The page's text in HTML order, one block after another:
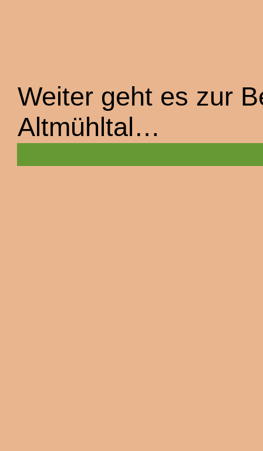
Weiter geht es zur
Altmühltal…